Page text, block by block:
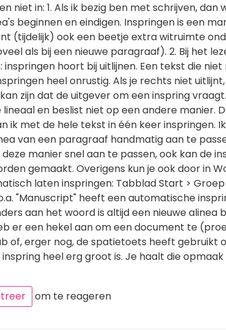
niet in: 1. Als ik bezig ben met schrijven, dan
beginnen en eindigen. Inspringen is een
(tijdelijk) ook een beetje extra witruimte
als bij een nieuwe paragraaf). 2. Bij het
inspringen hoort bij uitlijnen. Een tekst die
heel onrustig. Als je rechts niet
zijn dat de uitgever om een inspring
en beslist niet op een andere manier.
ik met de hele tekst in één keer inspringen.
van een paragraaf handmatig aan te
manier snel aan te passen, ook kan de
gemaakt. Overigens kun je ook door in
laten inspringen: Tabblad Start > Groep
"Manuscript" heeft een automatische
aan het woord is altijd een nieuwe alinea
er een hekel aan om een document te
of, erger nog, de spatietoets heeft gebruikt
heel erg groot is. Je haalt die
om te reageren